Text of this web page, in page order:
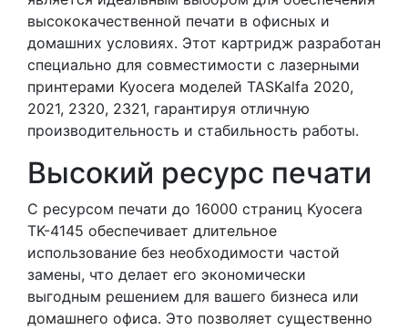
высококачественной печати в офисных и
домашних условиях. Этот картридж разработан
специально для совместимости с лазерными
принтерами Kyocera моделей TASKalfa 2020,
2021, 2320, 2321, гарантируя отличную
производительность и стабильность работы.
Высокий ресурс печати
С ресурсом печати до 16000 страниц Kyocera
TK-4145 обеспечивает длительное
использование без необходимости частой
замены, что делает его экономически
выгодным решением для вашего бизнеса или
домашнего офиса. Это позволяет существенно